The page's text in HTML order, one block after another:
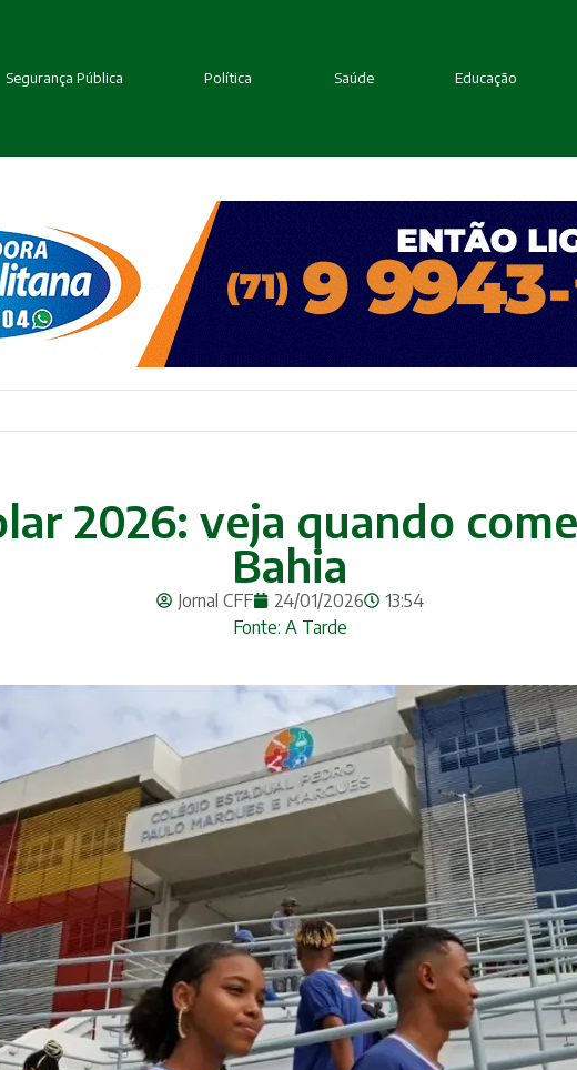
Segurança Pública Política Saúde Educação
2026: veja quando
Bahia
Jornal CFF 24/01/2026
13:54
Fonte: A Tarde